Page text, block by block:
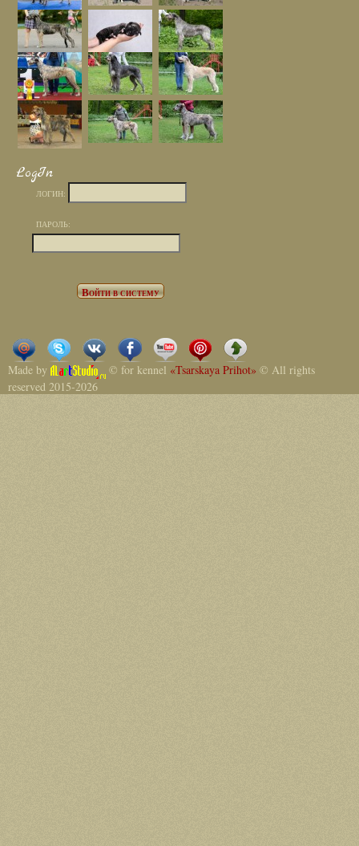
LogIn
ЛОГИН:
ПАРОЛЬ:
Made by © for kennel «Tsarskaya Prihot» © All rights
reserved 2015-2026